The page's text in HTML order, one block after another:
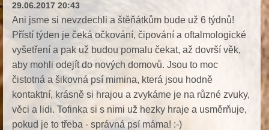
29.06.2017 20:43
Ani jsme si nevzdechli a štěňátkům bude už 6 týdnů!
Přístí týden je čeká očkování, čipování a oftalmologické
vyšetření a pak už budou pomalu čekat, až dovrší věk,
aby mohli odejít do nových domovů. Jsou to moc
čistotná a šikovná psí mimina, která jsou hodně
kontaktní, krásně si hrajou a zvykáme je na různé zvuky,
věci a lidi. Tofinka si s nimi už hezky hraje a usměrňuje,
pokud je to třeba - správná psí máma! :-)